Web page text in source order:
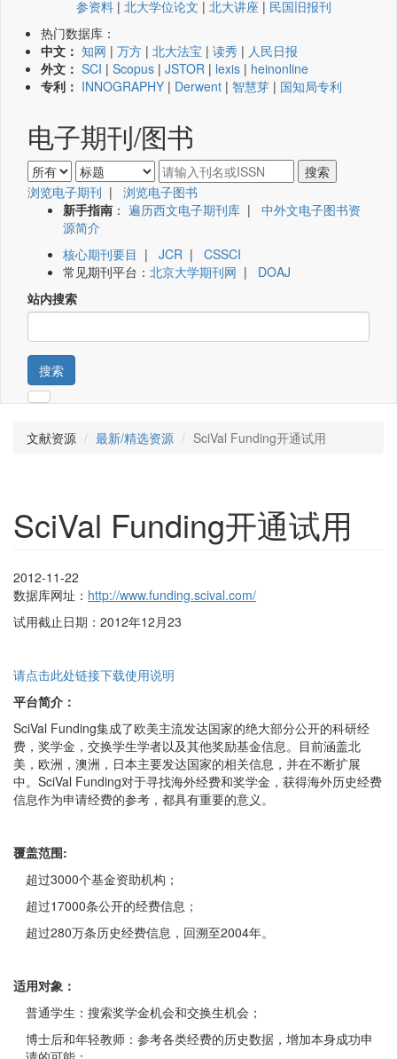
参资料 | 北大学位论文 | 北大讲座 | 民国旧报刊
热门数据库：
中文： 知网 | 万方 | 北大法宝 | 读秀 | 人民日报
外文： SCI | Scopus | JSTOR | lexis | heinonline
专利： INNOGRAPHY | Derwent | 智慧芽 | 国知局专利
电子期刊/图书
浏览电子期刊 | 浏览电子图书
新手指南 ： 遍历西文电子期刊库 | 中外文电子图书资
源简介
核心期刊要目 | JCR | CSSCI
常见期刊平台： 北京大学期刊网 | DOAJ
站内搜索
搜索
文献资源 最新/精选资源 SciVal Funding开通试用
SciVal Funding开通试用
2012-11-22
数据库网址： http://www.funding.scival.com/
试用截止日期：2012年12月23
请点击此处链接下载使用说明
平台简介：
SciVal Funding集成了欧美主流发达国家的绝大部分公开的科研经
费，奖学金，交换学生学者以及其他奖励基金信息。目前涵盖北
美，欧洲，澳洲，日本主要发达国家的相关信息，并在不断扩展
中。SciVal Funding对于寻找海外经费和奖学金，获得海外历史经费
信息作为申请经费的参考，都具有重要的意义。
覆盖范围:
超过3000个基金资助机构；
超过17000条公开的经费信息；
超过280万条历史经费信息，回溯至2004年。
适用对象：
普通学生：搜索奖学金机会和交换生机会；
博士后和年轻教师：参考各类经费的历史数据，增加本身成功申